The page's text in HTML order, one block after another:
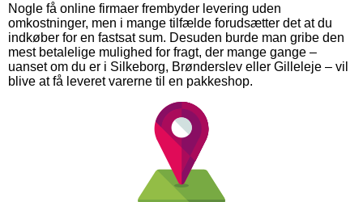
Nogle få online firmaer frembyder levering uden
omkostninger, men i mange tilfælde forudsætter det at du
indkøber for en fastsat sum. Desuden burde man gribe den
mest betalelige mulighed for fragt, der mange gange –
uanset om du er i Silkeborg, Brønderslev eller Gilleleje – vil
blive at få leveret varerne til en pakkeshop.